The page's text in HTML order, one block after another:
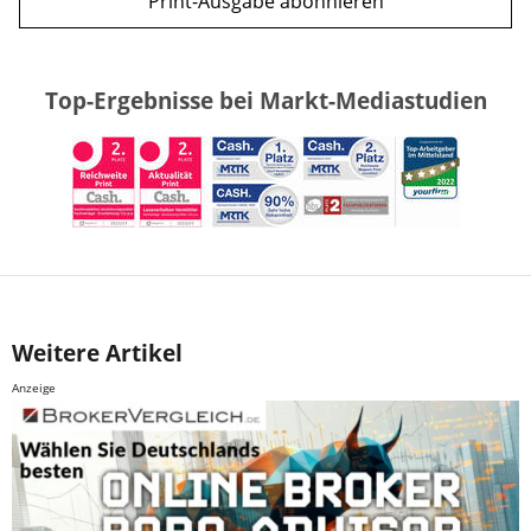
Top-Ergebnisse bei Markt-Mediastudien
Weitere Artikel
Anzeige